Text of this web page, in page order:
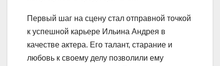
Первый шаг на сцену стал отправной точкой
к успешной карьере Ильина Андрея в
качестве актера. Его талант, старание и
любовь к своему делу позволили ему